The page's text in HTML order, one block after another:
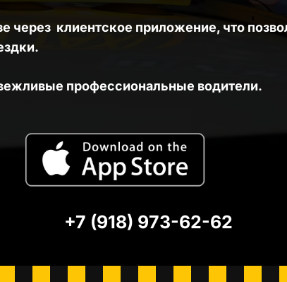
через  клиентское приложение, что
профессиональные водители.
+7 (918) 973-62-62